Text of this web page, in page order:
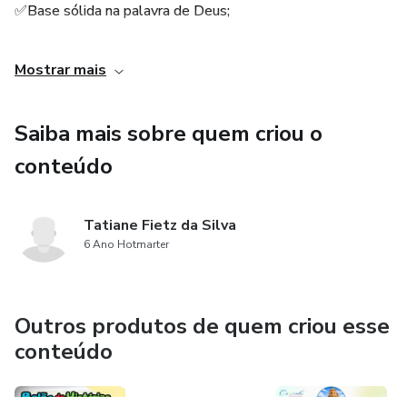
✅Base sólida na palavra de Deus;
Mostrar mais
Saiba mais sobre quem criou o
conteúdo
Tatiane Fietz da Silva
6 Ano Hotmarter
Outros produtos de quem criou esse
conteúdo